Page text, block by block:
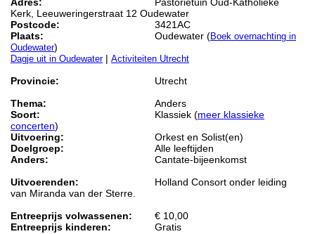
Adres:
Pastorietuin Oud-Katholieke
Kerk, Leeuweringerstraat 12 Oudewater
Postcode:
3421AC
Plaats:
Oudewater (Boek overnachting in
Oudewater)
Dagje uit in Oudewater| Activiteiten Utrecht
Provincie:
Utrecht
Thema:
Anders
Soort:
Klassiek (meer klassieke
concerten)
Uitvoering:
Orkest en Solist(en)
Doelgroep:
Alle leeftijden
Anders:
Cantate-bijeenkomst
Uitvoerenden:
Holland Consort onder leiding
van Miranda van der Sterre.
Entreeprijs volwassenen:
€ 10,00
Entreeprijs kinderen:
Gratis